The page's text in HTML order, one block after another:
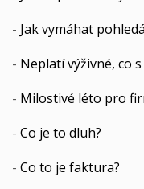
- Jak vymáhat
- Neplatí výživné, co s
- Milostivé léto pro
- Co je to dluh?
- Co to je faktura?